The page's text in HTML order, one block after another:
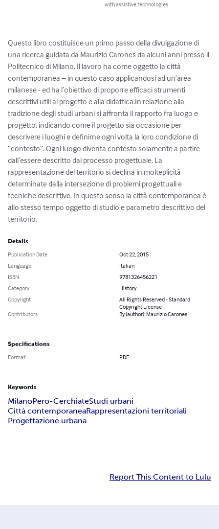
with assistive technologies.
Questo libro costituisce un primo passo della divulgazione di
una ricerca guidata da Maurizio Carones da alcuni anni presso il
Politecnico di Milano. Il lavoro ha come oggetto la città
contemporanea – in questo caso applicandosi ad un’area
milanese - ed ha l’obiettivo di proporre efficaci strumenti
descrittivi utili al progetto e alla didattica.In relazione alla
tradizione degli studi urbani si affronta il rapporto fra luogo e
progetto, indicando come il progetto sia occasione per
descrivere i luoghi e definirne ogni volta la loro condizione di
“contesto”. Ogni luogo diventa contesto solamente a partire
dall’essere descritto dal processo progettuale. La
rappresentazione del territorio si declina in molteplicità
determinate dalla intersezione di problemi progettuali e
tecniche descrittive. In questo senso la città contemporanea è
allo stesso tempo oggetto di studio e parametro descrittivo del
territorio.
Details
Publication Date
Oct 22, 2015
Language
Italian
ISBN
9781326456221
Category
History
Copyright
All Rights Reserved - Standard
Copyright License
Contributors
By (author): Maurizio Carones
Specifications
Format PDF
Keywords
MilanoPero-CerchiateStudi urbani
Città contemporaneaRappresentazioni territoriali
Progettazione urbana
Report This Content to Lulu